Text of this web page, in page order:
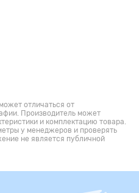
отличаться от
Производитель может
и комплектацию товара.
у менеджеров и проверять
не является публичной